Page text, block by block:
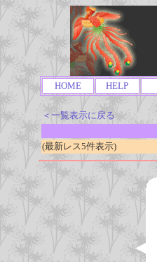
HOME HELP
＜一覧表示に戻る
(最新レス5件表示)